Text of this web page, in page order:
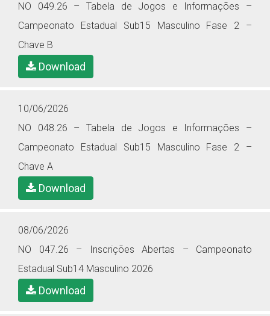
NO 049.26 – Tabela de Jogos e Informações –
Campeonato Estadual Sub15 Masculino Fase 2 –
Chave B
Download
10/06/2026
NO 048.26 – Tabela de Jogos e Informações –
Campeonato Estadual Sub15 Masculino Fase 2 –
Chave A
Download
08/06/2026
NO 047.26 – Inscrições Abertas – Campeonato
Estadual Sub14 Masculino 2026
Download